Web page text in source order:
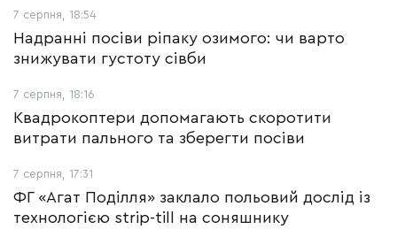
7 серпня, 18:54
Надранні посіви ріпаку озимого: чи варто
знижувати густоту сівби
7 серпня, 18:16
Квадрокоптери допомагають скоротити
витрати пального та зберегти посіви
7 серпня, 17:31
ФГ «Агат Поділля» заклало польовий дослід із
технологією strip-till на соняшнику